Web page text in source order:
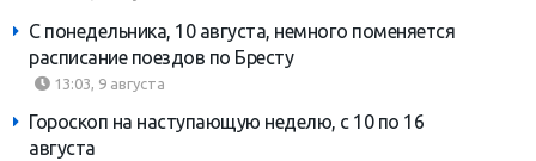
С понедельника, 10 августа, немного поменяется
расписание поездов по Бресту
13:03, 9 августа
Гороскоп на наступающую неделю, с 10 по 16
августа